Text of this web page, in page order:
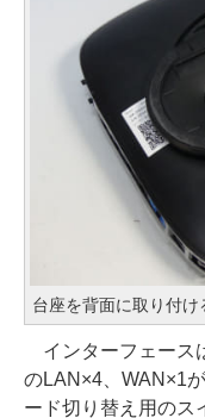
台座を背面に取り付
インターフェース
のLAN×4、WAN×1
ード切り替え用のス